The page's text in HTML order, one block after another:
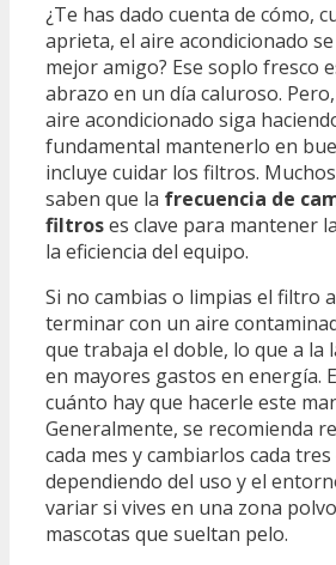
¿Te has dado cuenta de cómo,
aprieta, el aire acondicionado
mejor amigo? Ese soplo fresco
abrazo en un día caluroso.
aire acondicionado siga
fundamental mantenerlo en
incluye cuidar los filtros.
saben que la frecuencia de
filtroses clave para mantener
la eficiencia del equipo.
Si no cambias o limpias el filtro
terminar con un aire
que trabaja el doble, lo que a la
en mayores gastos en energía.
cuánto hay que hacerle este
Generalmente, se recomienda
cada mes y cambiarlos cada
dependiendo del uso y el
variar si vives en una zona
mascotas que sueltan pelo.